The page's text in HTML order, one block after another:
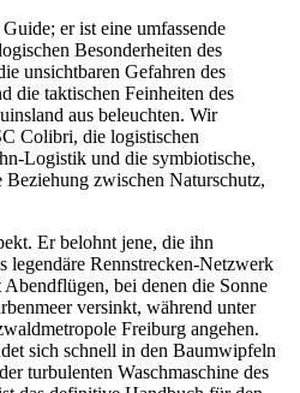
er ist eine umfassende
Besonderheiten des
unsichtbaren Gefahren des
die taktischen Feinheiten des
aus beleuchten. Wir
Colibri, die logistischen
Logistik und die symbiotische,
Beziehung zwischen Naturschutz,
Er belohnt jene, die ihn
legendäre Rennstrecken-Netzwerk
bei denen die Sonne
versinkt, während unter
Freiburg angehen.
sich schnell in den Baumwipfeln
turbulenten Waschmaschine des